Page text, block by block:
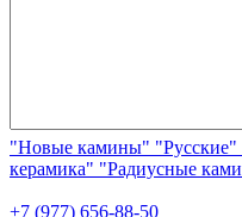
"Новые камины" "Русские"
керамика" "Радиусные
+7 (977) 656-88-50